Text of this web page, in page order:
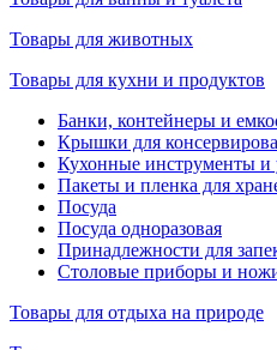
Товары для животных
Товары для кухни и продуктов
Банки, контейнеры и
Крышки для
Кухонные инструменты и
Пакеты и пленка для
Посуда
Посуда одноразовая
Принадлежности для
Столовые приборы и
Товары для отдыха на природе